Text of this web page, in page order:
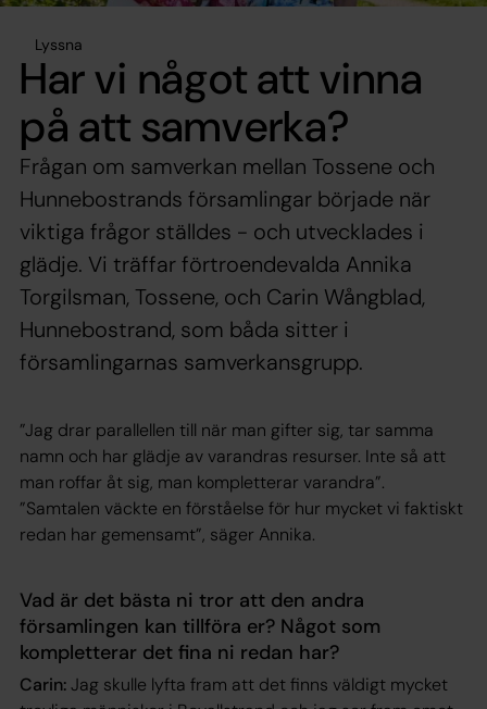
Lyssna
Har vi något att vinna
på att samverka?
Frågan om samverkan mellan Tossene och
Hunnebostrands församlingar började när
viktiga frågor ställdes - och utvecklades i
glädje. Vi träffar förtroendevalda Annika
Torgilsman, Tossene, och Carin Wångblad,
Hunnebostrand, som båda sitter i
församlingarnas samverkansgrupp.
”Jag drar parallellen till när man gifter sig, tar samma
namn och har glädje av varandras resurser. Inte så att
man roffar åt sig, man kompletterar varandra”.
”Samtalen väckte en förståelse för hur mycket vi faktiskt
redan har gemensamt”, säger Annika.
Vad är det bästa ni tror att den andra
församlingen kan tillföra er? Något som
kompletterar det fina ni redan har?
Carin:Jag skulle lyfta fram att det finns väldigt mycket